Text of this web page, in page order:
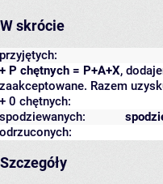
W skrócie
przyjętych:
+ P chętnych = P+A+X,
zaakceptowane. Razem
+ 0 chętnych:
spodziewanych:
odrzuconych:
Szczegóły